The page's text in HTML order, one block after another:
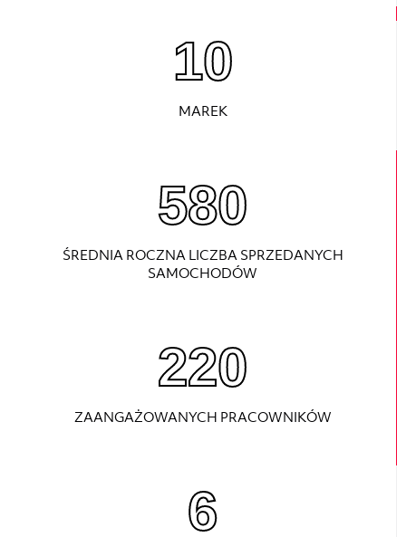
10
MAREK
790
ŚREDNIA ROCZNA LICZBA SPRZEDANYCH
SAMOCHODÓW
220
ZAANGAŻOWANYCH PRACOWNIKÓW
6